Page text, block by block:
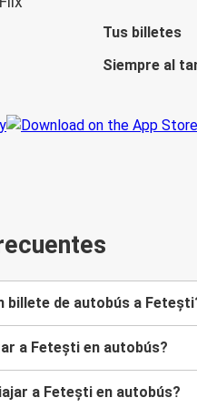
Tus billetes
Siempre al
billete de autobús a
a Fetești en autobús?
a Fetești en autobús?